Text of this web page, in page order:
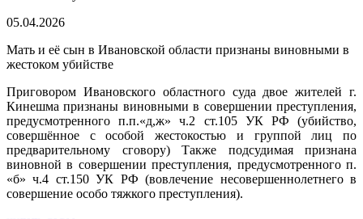
05.04.2026
Мать и её сын в Ивановской области признаны виновными в
жестоком убийстве
Приговором Ивановского областного суда двое жителей г.
Кинешма признаны виновными в совершении преступления,
предусмотренного п.п.«д,ж» ч.2 ст.105 УК РФ (убийство,
совершённое с особой жестокостью и группой лиц по
предварительному сговору) Также подсудимая признана
виновной в совершении преступления, предусмотренного п.
«б» ч.4 ст.150 УК РФ (вовлечение несовершеннолетнего в
совершение особо тяжкого преступления).